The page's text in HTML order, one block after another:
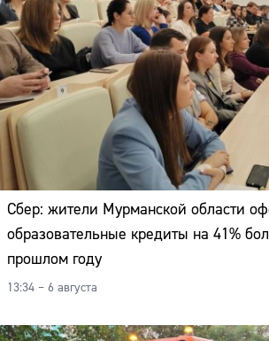
Сбер: жители Мурманской области
образовательные кредиты на 41%
прошлом году
13:34 – 6 августа